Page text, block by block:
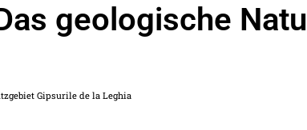
geologische
Gipsurile de la Leghia